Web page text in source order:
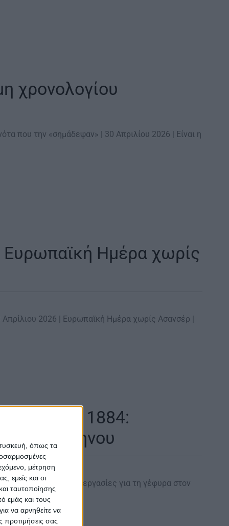
όπως τα
μέτρηση
εμείς και οι
ταυτοποίησης
εμάς και τους
να αρνηθείτε να
προτιμήσεις σας
χρονολογίου
που την «σημάδεψαν» | 30 Απριλίου 2026 | Είναι η
Ευρωπαϊκή Ημέρα χωρίς
Απρίλιου 2026 | Ευρωπαϊκή Ημέρα χωρίς Ασανσέρ |
| 1884:
του Εύηνου
1884: Προχωρούν οι εργασίες για τη γέφυρα στον